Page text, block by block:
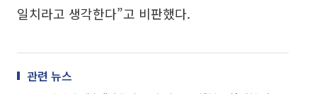
일치라고 생각한다”고 비판했다.
관련 뉴스